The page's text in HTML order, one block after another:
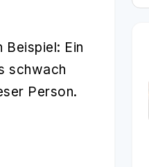
Beispiel: Ein
schwach
Person.